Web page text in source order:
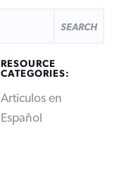
RESOURCE
CATEGORIES:
Articulos en
Español